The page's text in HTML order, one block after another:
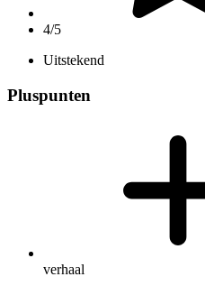
4/5
Uitstekend
Pluspunten
verhaal